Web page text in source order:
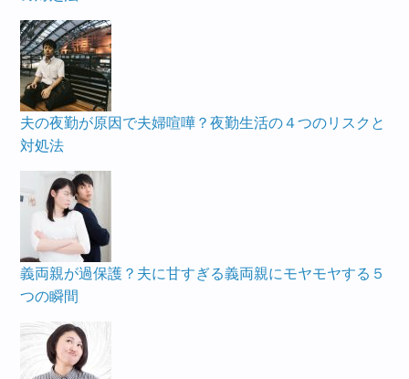
夫の夜勤が原因で夫婦喧嘩？夜勤生活の４つのリスクと
対処法
義両親が過保護？夫に甘すぎる義両親にモヤモヤする５
つの瞬間